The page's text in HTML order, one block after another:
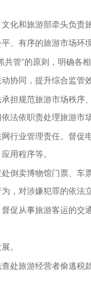
化和旅游部牵头负
、有序的旅游市场环境
管”的原则，明确各
协同，提升综合监管效
担规范旅游市场秩序
法依职责处理旅游市
行业管理责任。督促
用程序等。
倒卖博物馆门票、车
，对涉嫌犯罪的依法
促从事旅游客运的
。
处旅游经营者偷逃税